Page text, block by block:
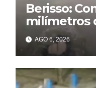
Berisso:
milímetros
sienten los
AGO 6, 2026